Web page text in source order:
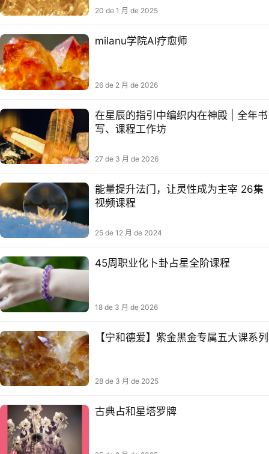
20 de 1 月 de 2025
milanu学院AI疗愈师
26 de 2 月 de 2026
在星辰的指引中编织内在神殿 | 全年书
写、课程工作坊
27 de 3 月 de 2026
能量提升法门，让灵性成为主宰 26集
视频课程
25 de 12 月 de 2024
45周职业化卜卦占星全阶课程
18 de 3 月 de 2026
【宁和德爱】紫金黑金专属五大课系列
28 de 3 月 de 2025
古典占和星‬塔罗牌​